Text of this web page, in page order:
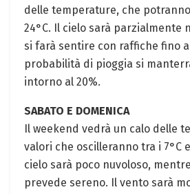
delle temperature, che
24°C. Il cielo sarà parzialmente
si farà sentire con raffiche fino
probabilità di pioggia si
intorno al 20%.
SABATO E DOMENICA
Il weekend vedrà un calo delle
valori che oscilleranno tra i 7°C
cielo sarà poco nuvoloso,
prevede sereno. Il vento sarà